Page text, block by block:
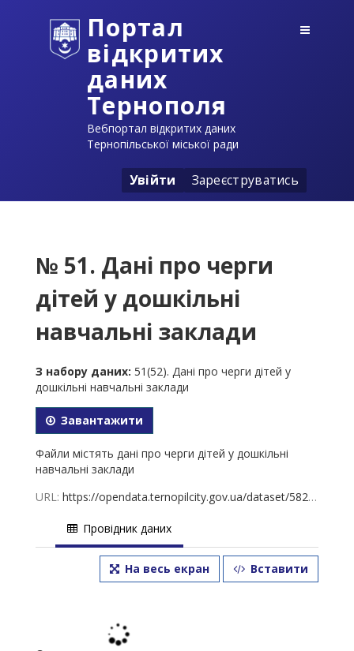
Портал
відкритих
даних
Тернополя
Вебпортал відкритих даних
Тернопільської міської ради
Увійти Зареєструватись
№ 51. Дані про черги
дітей у дошкільні
навчальні заклади
З набору даних: 51(52). Дані про черги дітей у
дошкільні навчальні заклади
Завантажити
Файли містять дані про черги дітей у дошкільні
навчальні заклади
URL: https://opendata.ternopilcity.gov.ua/dataset/582973bd-df09-4701-902c-d6675a3b2cc4/resource/8b125c85-7669-48a7-a1f3-adad948e8bef/download/51.-01.05.2022.xls
Провідник даних
На весь екран Вставити